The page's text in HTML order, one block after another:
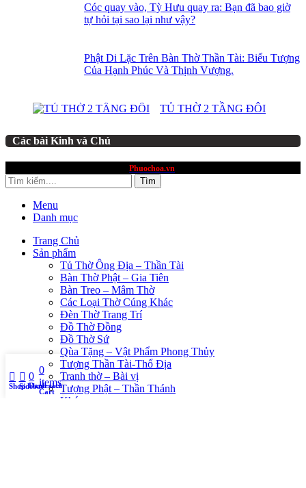
Cóc quay vào, Tỳ Hưu quay ra: Bạn đã bao giờ
tự hỏi tại sao lại như vậy?
Phật Di Lặc Trên Bàn Thờ Thần Tài: Biểu Tượng
Của Hạnh Phúc Và Thịnh Vượng.
TỦ THỜ 2 TẦNG ĐÔI
Các bài Kinh và Chú
Phuochoa.vn
Tìm
Menu
Danh mục
Trang Chủ
Sản phẩm
Tủ Thờ Ông Địa – Thần Tài
Bàn Thờ Phật – Gia Tiên
Bàn Treo – Mâm Thờ
Các Loại Thờ Cúng Khác
Đèn Thờ Trang Trí
Đồ Thờ Đồng
Đồ Thờ Sứ
Qùa Tặng – Vật Phẩm Phong Thủy
Tượng Thần Tài-Thổ Địa
Tranh thờ – Bài vị
Tượng Phật – Thần Thánh
Khác
ShopSidebar
0
Danh sách yêu thích
0
items
Cart
My account